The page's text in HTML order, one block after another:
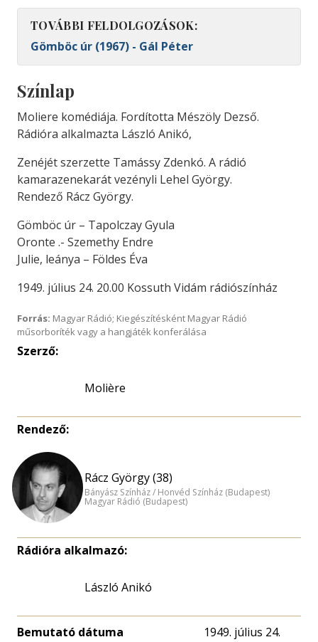
TOVÁBBI FELDOLGOZÁSOK:
Gömböc úr (1967) - Gál Péter
Színlap
Moliere komédiája. Fordította Mészöly Dezső.
Rádióra alkalmazta László Anikó,
Zenéjét szerzette Tamássy Zdenkó. A rádió
kamarazenekarát vezényli Lehel György.
Rendező Rácz György.
Gömböc úr – Tapolczay Gyula
Oronte .- Szemethy Endre
Julie, leánya – Földes Éva
1949. július 24. 20.00 Kossuth Vidám rádiószínház
Forrás: Magyar Rádió; Kiegészítésként Magyar Rádió
műsorboríték vagy a hangjáték konferálása
Szerző:
Molière
Rendező:
Rácz György (38)
Bányász Színház / Honvéd Színház (Budapest)
Magyar Rádió (Budapest)
Rádióra alkalmazó:
László Anikó
Bemutató dátuma 1949. július 24.